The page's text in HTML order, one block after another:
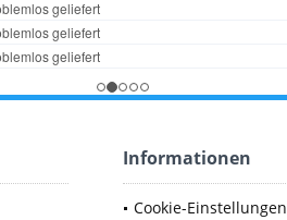
Informationen
Cookie-Einstellungen